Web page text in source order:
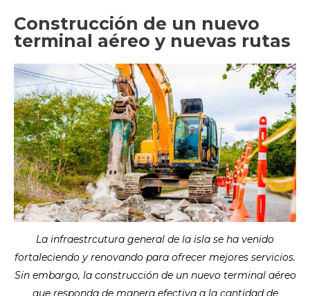
Construcción de un nuevo
terminal aéreo y nuevas rutas
La infraestrcutura general de la isla se ha venido
fortaleciendo y renovando para ofrecer mejores servicios.
Sin embargo, la construcción de un nuevo terminal aéreo
que responda de manera efectiva a la cantidad de